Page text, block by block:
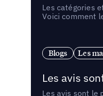
Les catégories
Voici comment
Blogs Les
Les avis
Les avis sont le